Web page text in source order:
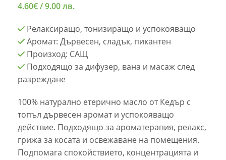
4.60€/ 9.00 лв.
Релаксиращо, тонизиращо и успокояващо
Аромат: Дървесен, сладък, пикантен
Произход: САЩ
Подходящо за дифузер, вана и масаж след
разреждане
100% натурално етерично масло от Кедър с
топъл дървесен аромат и успокояващо
действие. Подходящо за ароматерапия, релакс,
грижа за косата и освежаване на помещения.
Подпомага спокойствието, концентрацията и